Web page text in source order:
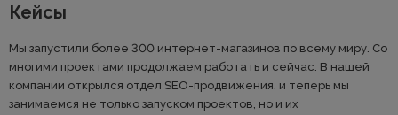
Кейсы
Мы запустили более 300 интернет-магазинов по всему миру. Со
многими проектами продолжаем работать и сейчас. В нашей
компании открылся отдел SEO-продвижения, и теперь мы
занимаемся не только запуском проектов, но и их